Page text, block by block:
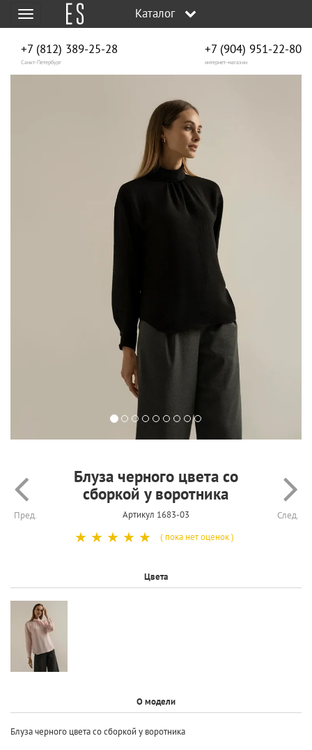
Меню Каталог
+7 (812) 389-25-28
Санкт-Петербург
+7 (904) 951‑22‑80
интернет-магазин
Пред.
Блуза черного цвета со
сборкой у воротника
Артикул 1683-03 След.
☆
☆
☆
☆
☆ ( пока нет оценок )
Цвета
О модели
Блуза черного цвета со сборкой у воротника